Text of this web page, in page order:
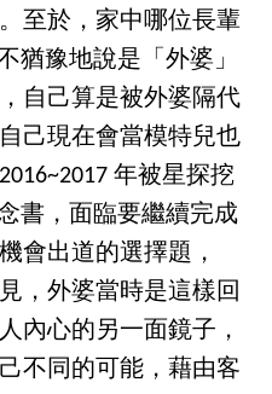
至於，家中哪位長輩
猶豫地說是「外婆」
自己算是被外婆隔代
己現在會當模特兒也
年被星探挖
書，面臨要繼續完成
會出道的選擇題，
，外婆當時是這樣回
內心的另一面鏡子，
不同的可能，藉由客